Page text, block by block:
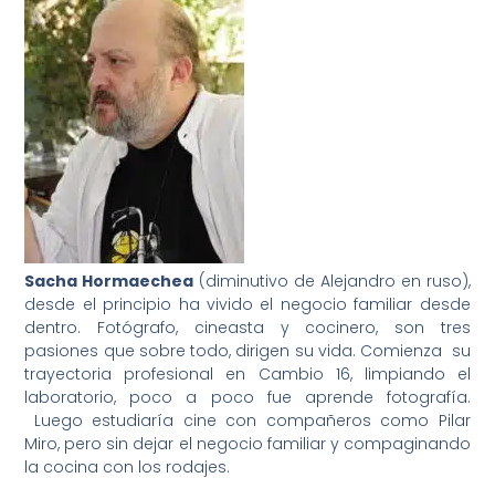
Sacha Hormaechea (diminutivo de Alejandro en ruso),
desde el principio ha vivido el negocio familiar desde
dentro. Fotógrafo, cineasta y cocinero, son tres
pasiones que sobre todo, dirigen su vida. Comienza su
trayectoria profesional en Cambio 16, limpiando el
laboratorio, poco a poco fue aprende fotografía.
Luego estudiaría cine con compañeros como Pilar
Miro, pero sin dejar el negocio familiar y compaginando
la cocina con los rodajes.